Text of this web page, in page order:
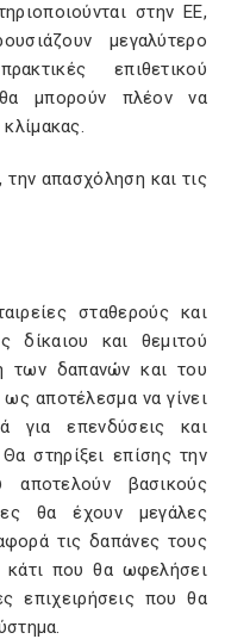
στην ΕΕ,
μεγαλύτερο
επιθετικού
μπορούν πλέον να
απασχόληση και τις
σταθερούς και
δίκαιου και θεμιτού
των δαπανών και του
αποτέλεσμα να γίνει
για επενδύσεις και
στηρίξει επίσης την
βασικούς
θα έχουν μεγάλες
τις δαπάνες τους
κάτι που θα ωφελήσει
επιχειρήσεις που θα